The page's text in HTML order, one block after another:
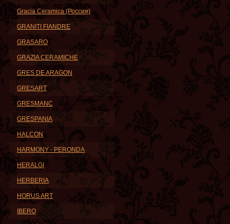
Gracia Ceramica (Россия)
GRANITI FIANDRE
GRASARO
GRAZIA CERAMICHE
GRES DE ARAGON
GRESART
GRESMANC
GRESPANIA
HALCON
HARMONY - PERONDA
HERALGI
HERBERIA
HORUS ART
IBERO